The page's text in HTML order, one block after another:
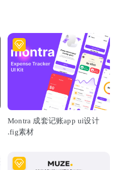
Montra 成套记账app ui设计
.fig素材